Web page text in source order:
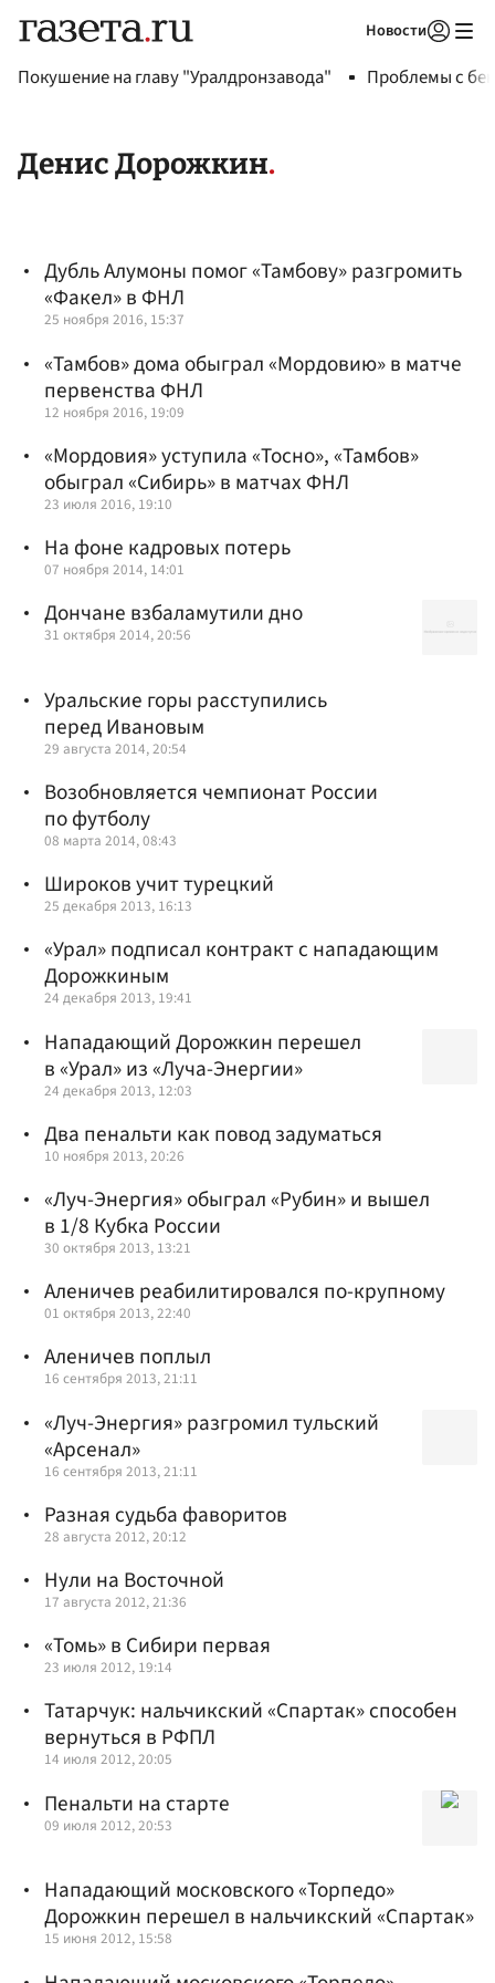
Новости
Покушение на главу "Уралдронзавода" Проблемы с
Денис Дорожкин
Дубль Алумоны помог «Тамбову» разгромить
«Факел» в ФНЛ
25 ноября 2016, 15:37
«Тамбов» дома обыграл «Мордовию» в матче
первенства ФНЛ
12 ноября 2016, 19:09
«Мордовия» уступила «Тосно», «Тамбов»
обыграл «Сибирь» в матчах ФНЛ
23 июля 2016, 19:10
На фоне кадровых потерь
07 ноября 2014, 14:01
Дончане взбаламутили дно
31 октября 2014, 20:56
Уральские горы расступились
перед Ивановым
29 августа 2014, 20:54
Возобновляется чемпионат России
по футболу
08 марта 2014, 08:43
Широков учит турецкий
25 декабря 2013, 16:13
«Урал» подписал контракт с нападающим
Дорожкиным
24 декабря 2013, 19:41
Нападающий Дорожкин перешел
в «Урал» из «Луча-Энергии»
24 декабря 2013, 12:03
Два пенальти как повод задуматься
10 ноября 2013, 20:26
«Луч-Энергия» обыграл «Рубин» и вышел
в 1/8 Кубка России
30 октября 2013, 13:21
Аленичев реабилитировался по-крупному
01 октября 2013, 22:40
Аленичев поплыл
16 сентября 2013, 21:11
«Луч-Энергия» разгромил тульский
«Арсенал»
16 сентября 2013, 21:11
Разная судьба фаворитов
28 августа 2012, 20:12
Нули на Восточной
17 августа 2012, 21:36
«Томь» в Сибири первая
23 июля 2012, 19:14
Татарчук: нальчикский «Спартак» способен
вернуться в РФПЛ
14 июля 2012, 20:05
Пенальти на старте
09 июля 2012, 20:53
Нападающий московского «Торпедо»
Дорожкин перешел в нальчикский «Спартак»
15 июня 2012, 15:58